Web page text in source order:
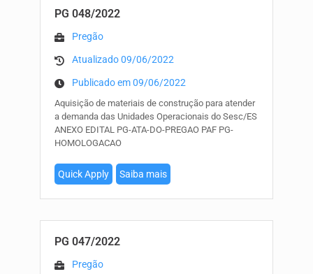
PG 048/2022
Pregão
Atualizado 09/06/2022
Publicado em 09/06/2022
Aquisição de materiais de construção para atender
a demanda das Unidades Operacionais do Sesc/ES
ANEXO EDITAL PG-ATA-DO-PREGAO PAF PG-
HOMOLOGACAO
Quick Apply Saiba mais
PG 047/2022
Pregão